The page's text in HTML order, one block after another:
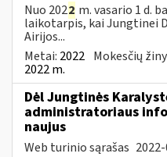
Nuo 2022 m. vasario 1 d.
laikotarpis, kai Jungtinei
Airijos...
Metai: 2022 Mokesčių
2022 m.
Dėl Jungtinės
administratoriaus
naujus
Web turinio sąrašas